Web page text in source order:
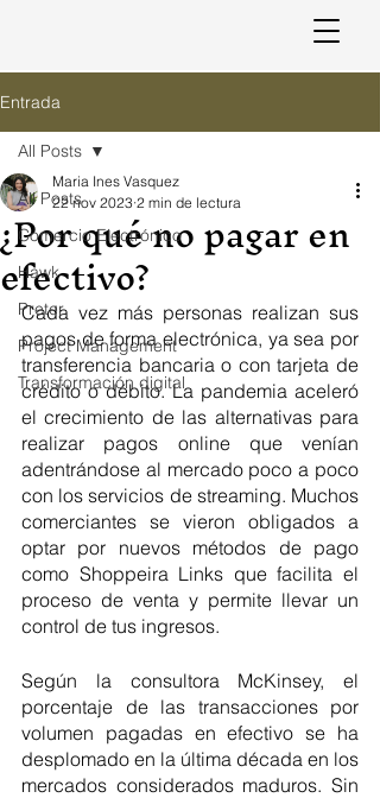
Entrada
All Posts
Comercio Electrónico
Hawk
Preter
Project Management
Transformación digital
All Posts
¿Por qué no pagar en
efectivo?
Maria Ines Vasquez
22 nov 2023 2 min de lectura
Cada vez más personas realizan sus
pagos de forma electrónica, ya sea por
transferencia bancaria o con tarjeta de
crédito o débito. La pandemia aceleró
el crecimiento de las alternativas para
realizar pagos online que venían
adentrándose al mercado poco a poco
con los servicios de streaming. Muchos
comerciantes se vieron obligados a
optar por nuevos métodos de pago
como Shoppeira Links que facilita el
proceso de venta y permite llevar un
control de tus ingresos.
Según la consultora McKinsey, el
porcentaje de las transacciones por
volumen pagadas en efectivo se ha
desplomado en la última década en los
mercados considerados maduros. Sin